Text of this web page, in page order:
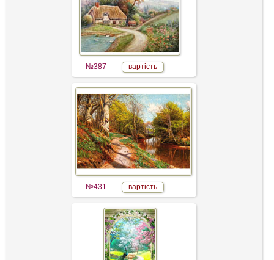
№387 вартість
№431 вартість